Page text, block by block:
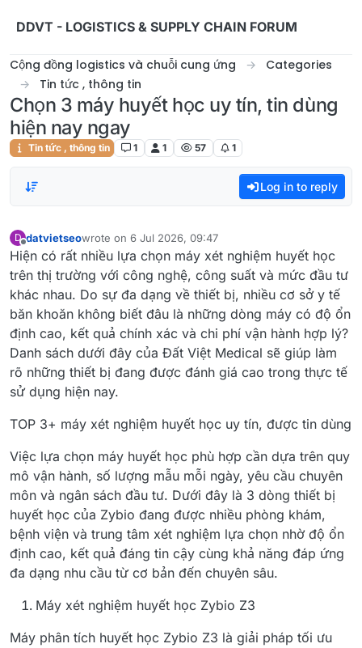
DDVT - LOGISTICS & SUPPLY CHAIN FORUM
Cộng đồng logistics và chuỗi cung ứng
Categories
Tin tức , thông tin
Chọn 3 máy huyết học uy tín, tin dùng
hiện nay ngay
Tin tức , thông tin 1 1 57 1
Log in to reply
D
Offline
datvietseowrote on 6 Jul 2026, 09:47
last edited by
Hiện có rất nhiều lựa chọn máy xét nghiệm huyết học
trên thị trường với công nghệ, công suất và mức đầu tư
khác nhau. Do sự đa dạng về thiết bị, nhiều cơ sở y tế
băn khoăn không biết đâu là những dòng máy có độ ổn
định cao, kết quả chính xác và chi phí vận hành hợp lý?
Danh sách dưới đây của Đất Việt Medical sẽ giúp làm
rõ những thiết bị đang được đánh giá cao trong thực tế
sử dụng hiện nay.
TOP 3+ máy xét nghiệm huyết học uy tín, được tin dùng
Việc lựa chọn máy huyết học phù hợp cần dựa trên quy
mô vận hành, số lượng mẫu mỗi ngày, yêu cầu chuyên
môn và ngân sách đầu tư. Dưới đây là 3 dòng thiết bị
huyết học của Zybio đang được nhiều phòng khám,
bệnh viện và trung tâm xét nghiệm lựa chọn nhờ độ ổn
định cao, kết quả đáng tin cậy cùng khả năng đáp ứng
đa dạng nhu cầu từ cơ bản đến chuyên sâu.
Máy xét nghiệm huyết học Zybio Z3
Máy phân tích huyết học Zybio Z3 là giải pháp tối ưu